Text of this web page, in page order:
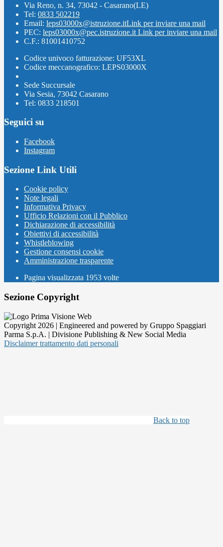
Via Reno, n. 34, 73042 - Casarano(LE)
Tel: 0833 502219
Email: leps03000x@istruzione.itLink per inviare una mail
PEC: leps03000x@pec.istruzione.it Link per inviare una mail
C.F.: 81001410752
Codice univoco fatturazione: UF53XL
Codice meccanografico: LEPS03000X
Sede Succursale
Via Sesia, 73042 Casarano
Tel: 0833 218501
Seguici su
Facebook
Instagram
Sezione Link Utili
Cookie policy
Note legali
Informativa Privacy
Ufficio Relazioni con il Pubblico
Dichiarazione di accessibilità
Obiettivi di accessibilità
Whistleblowing
Gestione consensi cookie
Amministrazione trasparente
Pagina visualizzata 1953 volte
Sezione Copyright
Copyright 2026 | Engineered and powered by Gruppo Spaggiari
Parma S.p.A. | Divisione Publishing & New Social Media
Disclaimer trattamento dati personali
Back to top